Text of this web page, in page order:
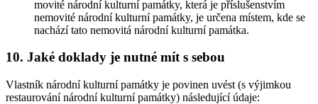
movité národní kulturní památky, která je příslušenstvím
nemovité národní kulturní památky, je určena místem, kde se
nachází tato nemovitá národní kulturní památka.
10. Jaké doklady je nutné mít s sebou
Vlastník národní kulturní památky je povinen uvést (s výjimkou
restaurování národní kulturní památky) následující údaje: